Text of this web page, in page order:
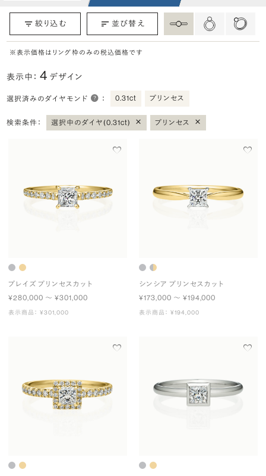
絞り込む 並び替え
※表示価格はリング枠のみの税込価格です
表示中：4 デザイン
選択済みのダイヤモンド ： 0.31ct プリンセス
検索条件： 選択中のダイヤ(0.31ct) × プリンセス ×
プレイズ プリンセスカット
¥280,000 〜 ¥301,000
表示商品： ¥301,000
シンシア プリンセスカット
¥173,000 〜 ¥194,000
表示商品： ¥194,000